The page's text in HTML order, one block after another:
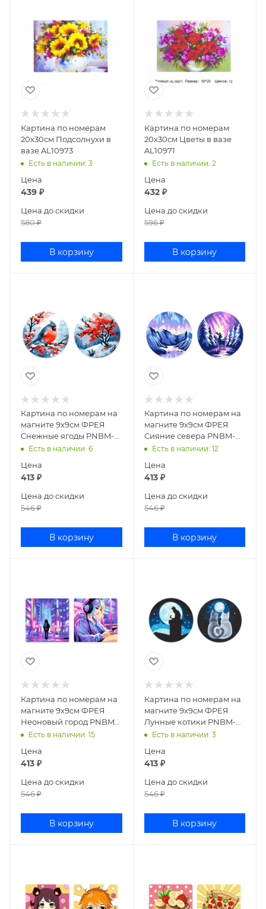
Картина по номерам
20х30см Подсолнухи в
вазе AL10973
Есть в наличии: 3
Цена
439 ₽
Цена до скидки
580₽
В корзину
Картина по номерам
20х30см Цветы в вазе
AL10971
Есть в наличии: 2
Цена
432₽
Цена до скидки
596₽
В корзину
Картина по номерам на
магните 9х9см ФРЕЯ
Снежные ягоды PNBM-
020Есть в наличии: 6
Цена
413 ₽
Цена до скидки
546₽
В корзину
Картина по номерам на
магните 9х9см ФРЕЯ
Сияние севера PNBM-
018Есть в наличии: 12
Цена
413₽
Цена до скидки
546₽
В корзину
Картина по номерам на
магните 9х9см ФРЕЯ
Неоновый город PNBM-
011Есть в наличии: 15
Цена
413 ₽
Цена до скидки
546₽
В корзину
Картина по номерам на
магните 9х9см ФРЕЯ
Лунные котики PNBM-
005Есть в наличии: 3
Цена
413₽
Цена до скидки
546₽
В корзину